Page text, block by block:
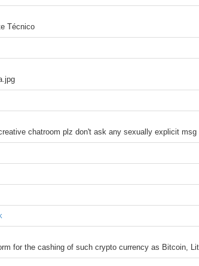
Técnico
chatroom plz don't ask any sexually explicit msg
for the cashing of such crypto currency as Bitcoin,